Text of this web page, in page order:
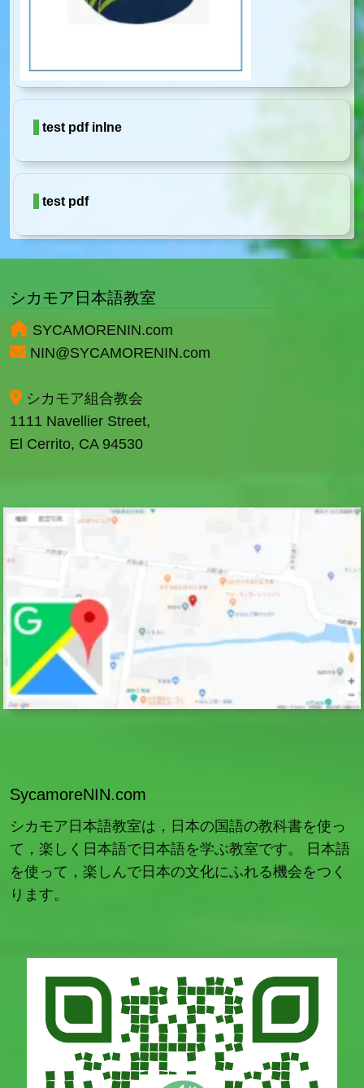
test pdf inlne
test pdf
シカモア日本語教室
SYCAMORENIN.com
NIN@SYCAMORENIN.com
シカモア組合教会
1111 Navellier Street,
El Cerrito, CA 94530
SycamoreNIN.com
シカモア日本語教室は，日本の国語の教科書を使っ
て，楽しく日本語で日本語を学ぶ教室です。 日本語
を使って，楽しんで日本の文化にふれる機会をつく
ります。